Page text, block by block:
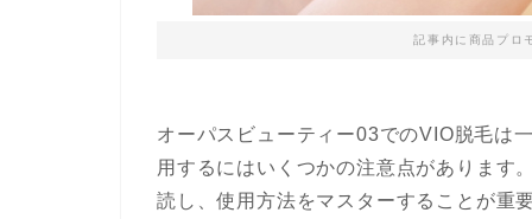
記事内に商品プロ
オーパスビューティー03でのVIO脱毛は
用するにはいくつかの注意点があります
読し、使用方法をマスターすることが重